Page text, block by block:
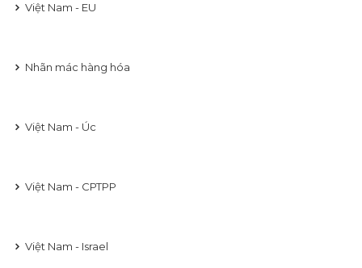
Việt Nam - EU
Nhãn mác hàng hóa
Việt Nam - Úc
Việt Nam - CPTPP
Việt Nam - Israel